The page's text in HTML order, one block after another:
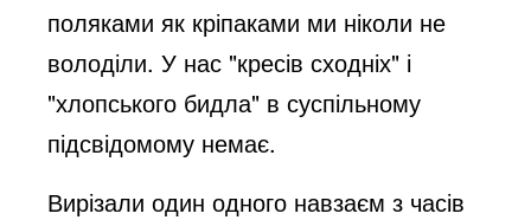
поляками як кріпаками ми ніколи не
володіли. У нас "кресів сходніх" і
"хлопського бидла" в суспільному
підсвідомому немає.
Вирізали один одного навзаєм з часів